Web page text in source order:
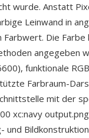
wurde. Anstatt
Leinwand in
Die
angegeben
funktionale
Farbraum-
mit der
xc:navy
und